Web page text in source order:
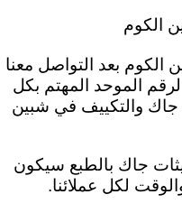
الكوم
الكوم بعد
التواصل معنا
19089 فهو الرقم الموحد المهتم بكل
والتكييف في شبين
جاك بالطبع سيكون
لكل عملائنا.